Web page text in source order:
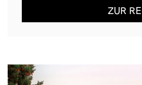
ZUR